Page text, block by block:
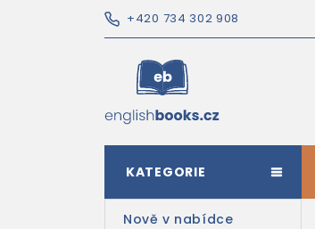
+420 734 302 908
KATEGORIE
Nově v nabídce